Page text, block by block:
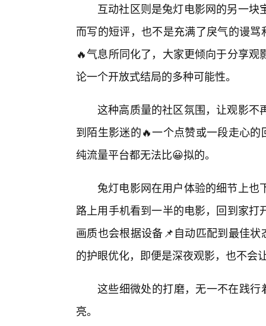
互动社区则是兔灯电影网的另一
而写的短评，也不是充满了戾气的谩
🔥气息所同化了，大家更倾向于分享
论一个开放式结局的多种可能性。
这种高质量的社区氛围，让观影不
到陌生影迷的🔥一个点赞或一段走心
纯流量平台都无法比😀拟的。
兔灯电影网在用户体验的细节上也
路上用手机看到一半的电影，回到家
画质也会根据设备📌自动匹配到最佳
的护眼优化，即便是深夜观影，也不会
这些细微处的打磨，无一不在践
亮。